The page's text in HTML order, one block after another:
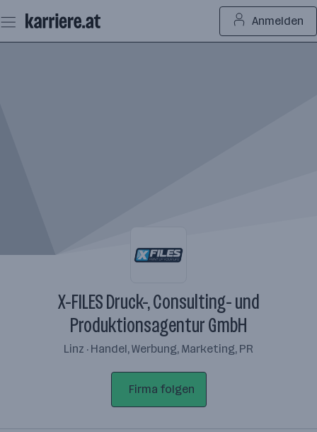
Seiteninhalt
springen
Anmelden
X-FILES Druck-, Consulting- und
Produktionsagentur GmbH
Linz · Handel, Werbung, Marketing, PR
Firma folgen